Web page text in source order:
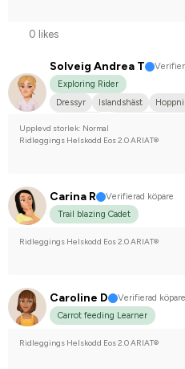
0 likes
Solveig Andrea T
Exploring Rider
Dressyr
Islandshäst
Upplevd storlek: Normal
Ridleggings Helskodd Eos 2.0 ARIAT®
Carina R
Verifierad köpare
Trail blazing Cadet
Ridleggings Helskodd Eos 2.0 ARIAT®
Caroline D
Verifierad köpare
Carrot feeding Learner
Ridleggings Helskodd Eos 2.0 ARIAT®